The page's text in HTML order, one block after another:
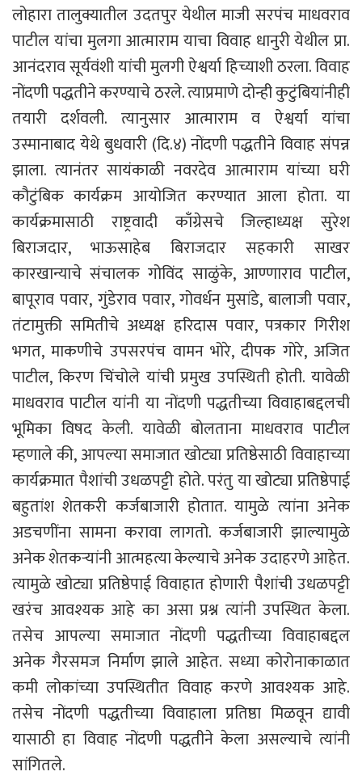
लोहारा तालुक्यातील उदतपुर येथील माजी सरपंच माधवराव
पाटील यांचा मुलगा आत्माराम याचा विवाह धानुरी येथील प्रा.
आनंदराव सूर्यवंशी यांची मुलगी ऐश्वर्या हिच्याशी ठरला. विवाह
नोंदणी पद्धतीने करण्याचे ठरले. त्याप्रमाणे दोन्ही कुटुंबियांनीही
तयारी दर्शवली. त्यानुसार आत्माराम व ऐश्वर्या यांचा
उस्मानाबाद येथे बुधवारी (दि.४) नोंदणी पद्धतीने विवाह संपन्न
झाला. त्यानंतर सायंकाळी नवरदेव आत्माराम यांच्या घरी
कौटुंबिक कार्यक्रम आयोजित करण्यात आला होता. या
कार्यक्रमासाठी राष्ट्रवादी काँग्रेसचे जिल्हाध्यक्ष सुरेश
बिराजदार, भाऊसाहेब बिराजदार सहकारी साखर
कारखान्याचे संचालक गोविंद साळुंके, आण्णाराव पाटील,
बापूराव पवार, गुंडेराव पवार, गोवर्धन मुसांडे, बालाजी पवार,
तंटामुक्ती समितीचे अध्यक्ष हरिदास पवार, पत्रकार गिरीश
भगत, माकणीचे उपसरपंच वामन भोरे, दीपक गोरे, अजित
पाटील, किरण चिंचोले यांची प्रमुख उपस्थिती होती. यावेळी
माधवराव पाटील यांनी या नोंदणी पद्धतीच्या विवाहाबद्दलची
भूमिका विषद केली. यावेळी बोलताना माधवराव पाटील
म्हणाले की, आपल्या समाजात खोट्या प्रतिष्ठेसाठी विवाहाच्या
कार्यक्रमात पैशांची उधळपट्टी होते. परंतु या खोट्या प्रतिष्ठेपाई
बहुतांश शेतकरी कर्जबाजारी होतात. यामुळे त्यांना अनेक
अडचणींना सामना करावा लागतो. कर्जबाजारी झाल्यामुळे
अनेक शेतकऱ्यांनी आत्महत्या केल्याचे अनेक उदाहरणे आहेत.
त्यामुळे खोट्या प्रतिष्ठेपाई विवाहात होणारी पैशांची उधळपट्टी
खरंच आवश्यक आहे का असा प्रश्न त्यांनी उपस्थित केला.
तसेच आपल्या समाजात नोंदणी पद्धतीच्या विवाहाबद्दल
अनेक गैरसमज निर्माण झाले आहेत. सध्या कोरोनाकाळात
कमी लोकांच्या उपस्थितीत विवाह करणे आवश्यक आहे.
तसेच नोंदणी पद्धतीच्या विवाहाला प्रतिष्ठा मिळवून द्यावी
यासाठी हा विवाह नोंदणी पद्धतीने केला असल्याचे त्यांनी
सांगितले.